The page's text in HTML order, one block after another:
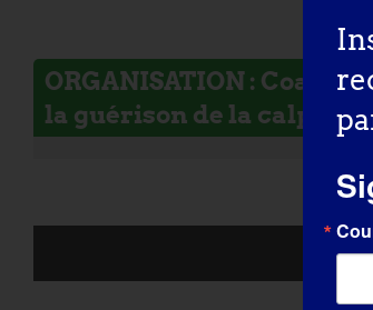
ORGANISATION :
la guérison de la calpaïne